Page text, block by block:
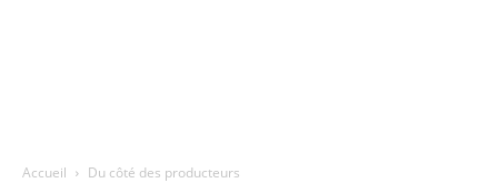
Accueil Du côté des producteurs